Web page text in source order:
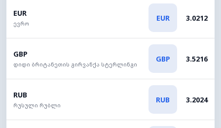
EUR
ევრო
EUR 3.0212
GBP
დიდი ბრიტანეთის გირვანქა სტერლინგი
GBP 3.5216
RUB
რუსული რუბლი
RUB 3.2024